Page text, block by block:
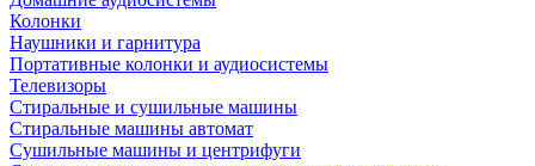
Колонки
Наушники и гарнитура
Портативные колонки и аудиосистемы
Телевизоры
Стиральные и сушильные машины
Стиральные машины автомат
Сушильные машины и центрифуги